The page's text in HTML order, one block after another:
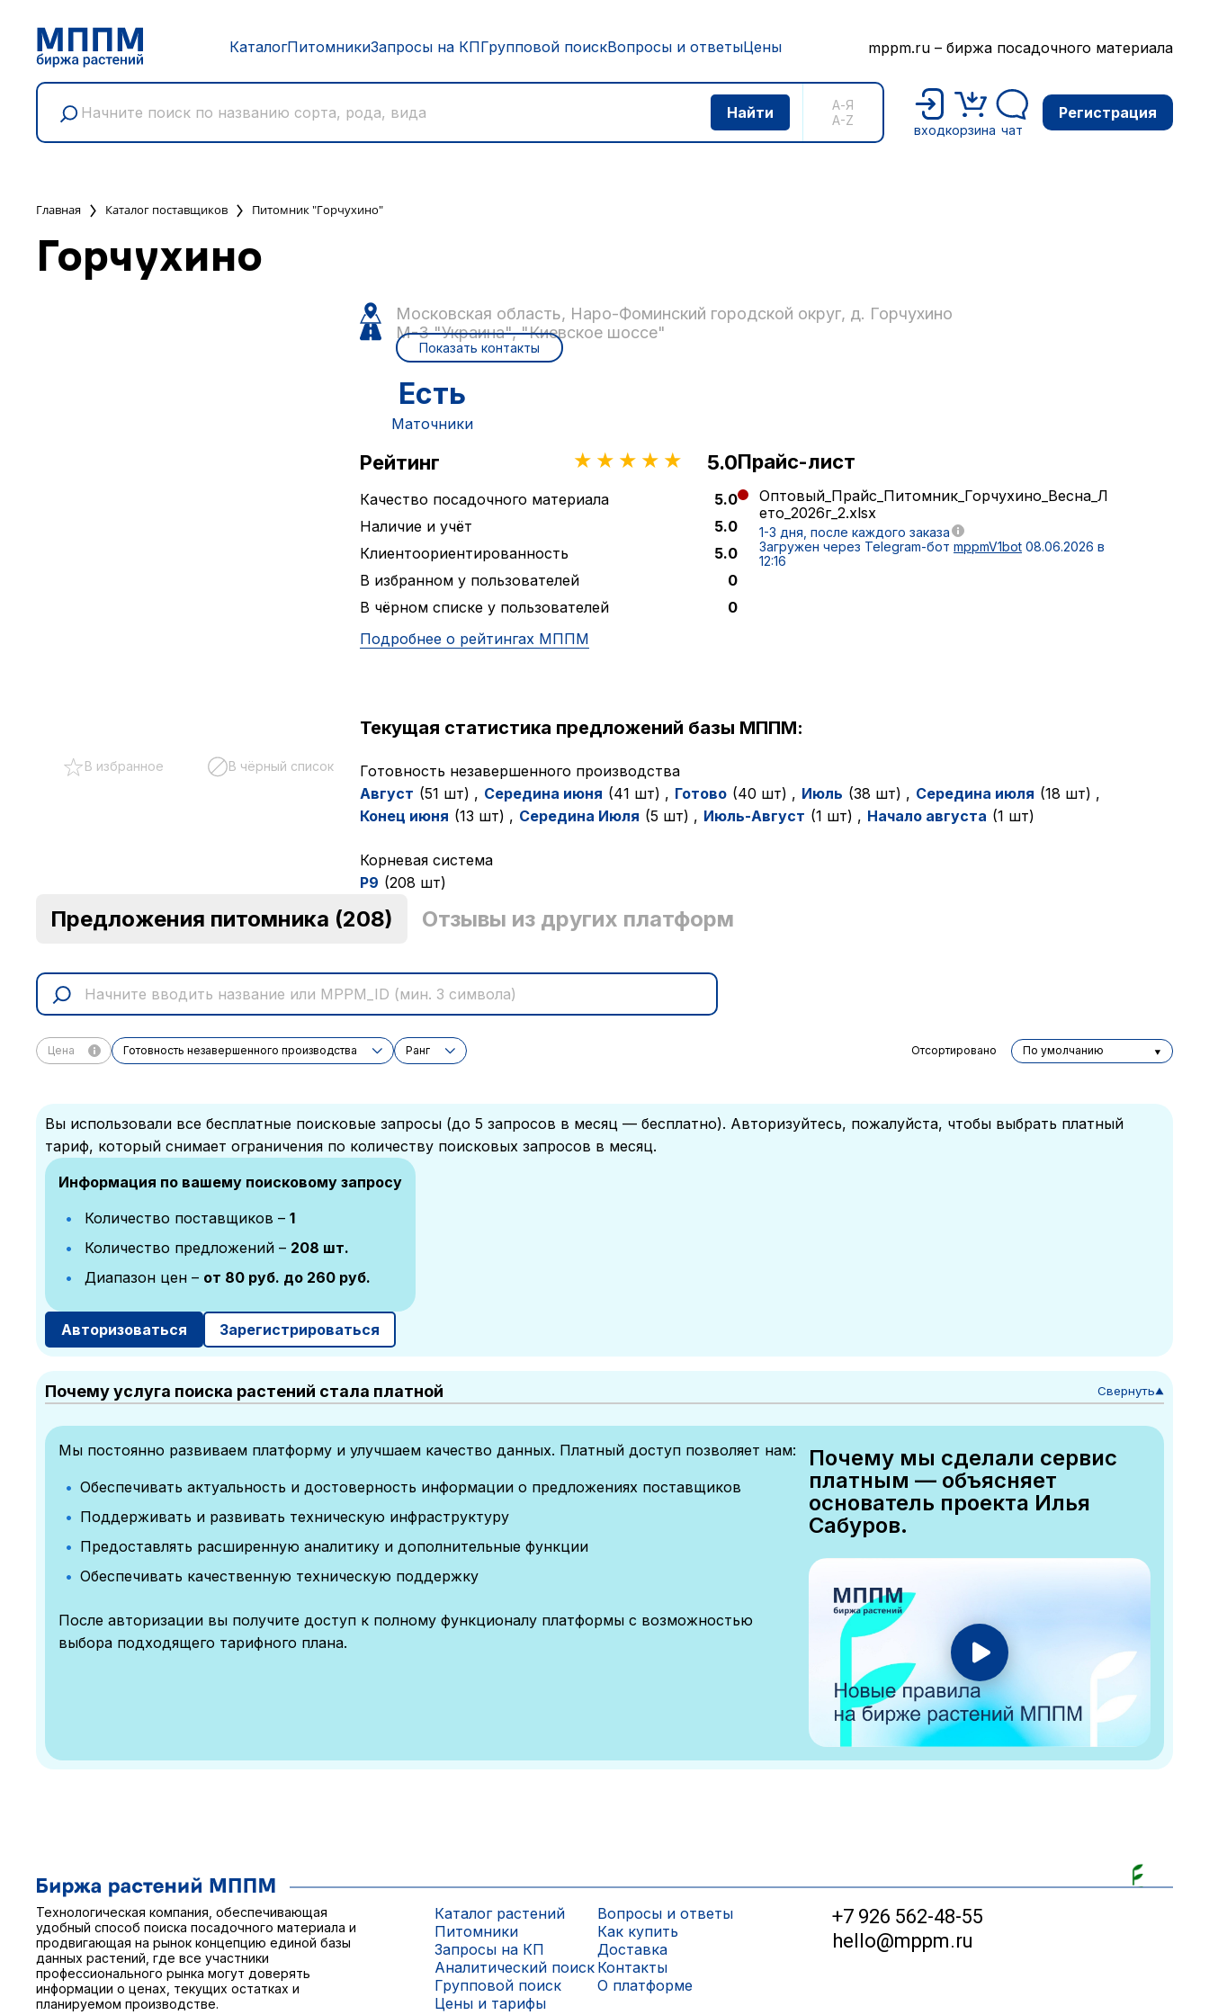
КаталогПитомникиЗапросы на КПГрупповой поискВопросы и ответыЦены mppm.ru – биржа посадочного материала
А-Я
A-Z
входкорзина чат
Регистрация
Главная Каталог поставщиков Питомник "Горчухино"
Горчухино
В избранное В чёрный список
Московская область, Наро-Фоминский городской округ, д. Горчухино
М-3 "Украина", "Киевское шоссе"
Показать контакты
Есть
Маточники
Рейтинг 5.0
Качество посадочного материала
5.0
Наличие и учёт
5.0
Клиентоориентированность
5.0
В избранном у пользователей
0
В чёрном списке у пользователей
0
Подробнее о рейтингах МППМ
Прайс-лист
Оптовый_Прайс_Питомник_Горчухино_Весна_Л
ето_2026г_2.xlsx
1-3 дня, после каждого заказа
Загружен через Telegram-бот mppmV1bot 08.06.2026 в
12:16
Текущая статистика предложений базы МППМ:
Готовность незавершенного производства
Август (51 шт) , Cередина июня (41 шт) , Готово (40 шт) , Июль (38 шт) , Cередина июля (18 шт) ,
Конец июня (13 шт) , Cередина Июля (5 шт) , Июль-Август (1 шт) , Начало августа (1 шт)
Корневая система
P9 (208 шт)
Предложения питомника (208) Отзывы из других платформ
Цена Готовность незавершенного производства Ранг Отсортировано По умолчанию
Вы использовали все бесплатные поисковые запросы (до 5 запросов в месяц — бесплатно). Авторизуйтесь, пожалуйста, чтобы выбрать платный
тариф, который снимает ограничения по количеству поисковых запросов в месяц.
Информация по вашему поисковому запросу
Количество поставщиков – 1
Количество предложений – 208 шт.
Диапазон цен – от 80 руб. до 260 руб.
Авторизоваться Зарегистрироваться
Почему услуга поиска растений стала платной Свернуть▼
Мы постоянно развиваем платформу и улучшаем качество данных. Платный доступ позволяет нам:
Обеспечивать актуальность и достоверность информации о предложениях поставщиков
Поддерживать и развивать техническую инфраструктуру
Предоставлять расширенную аналитику и дополнительные функции
Обеспечивать качественную техническую поддержку
После авторизации вы получите доступ к полному функционалу платформы с возможностью
выбора подходящего тарифного плана.
Почему мы сделали сервис
платным — объясняет
основатель проекта Илья
Сабуров.
Технологическая компания, обеспечивающая
удобный способ поиска посадочного материала и
продвигающая на рынок концепцию единой базы
данных растений, где все участники
профессионального рынка могут доверять
информации о ценах, текущих остатках и
планируемом производстве.
Каталог растений
Питомники
Запросы на КП
Аналитический поиск
Групповой поиск
Цены и тарифы
Вопросы и ответы
Как купить
Доставка
Контакты
О платформе
+7 926 562-48-55
hello@mppm.ru